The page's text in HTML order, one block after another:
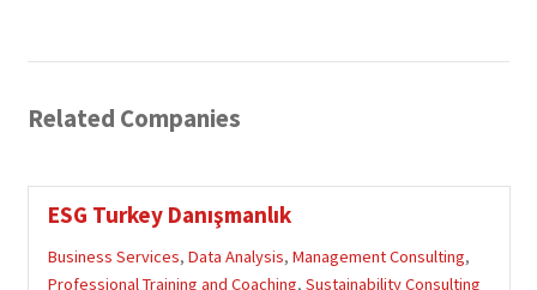
Related Companies
ESG Turkey Danışmanlık
Business Services, Data Analysis, Management Consulting,
Professional Training and Coaching, Sustainability Consulting